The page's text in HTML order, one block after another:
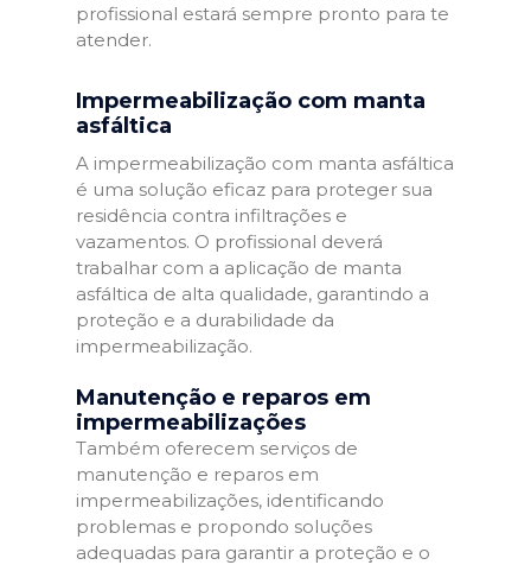
profissional estará sempre pronto para te
atender.
Impermeabilização com manta
asfáltica
A impermeabilização com manta asfáltica
é uma solução eficaz para proteger sua
residência contra infiltrações e
vazamentos. O profissional deverá
trabalhar com a aplicação de manta
asfáltica de alta qualidade, garantindo a
proteção e a durabilidade da
impermeabilização.
Manutenção e reparos em
impermeabilizações
Também oferecem serviços de
manutenção e reparos em
impermeabilizações, identificando
problemas e propondo soluções
adequadas para garantir a proteção e o